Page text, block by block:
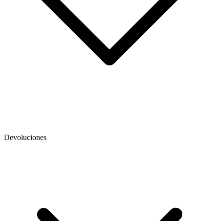
Devoluciones